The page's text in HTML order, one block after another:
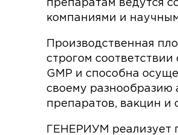
препаратам ведутся
компаниями и
Производственная
строгом
GMP и способна
своему разнообразию
препаратов, вакцин и
ГЕНЕРИУМ реализует